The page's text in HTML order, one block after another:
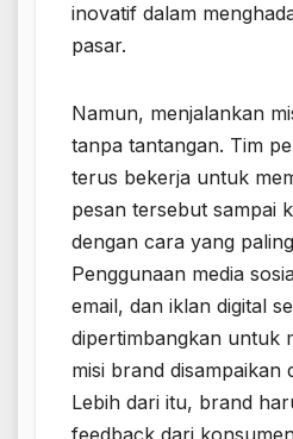
inovatif dalam
pasar.
Namun, menjalankan
tanpa tantangan. Tim
terus bekerja untuk
pesan tersebut sampai
dengan cara yang
Penggunaan media
email, dan iklan digital
dipertimbangkan untuk
misi brand disampaikan
Lebih dari itu, brand